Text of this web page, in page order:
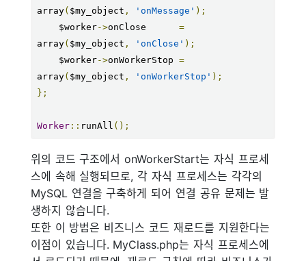
array( $my_object , 'onMessage' );
    $worker
->onClose =
array( $my_object , 'onClose' );
    $worker
->onWorkerStop =
array( $my_object , 'onWorkerStop' );
};
Worker:: runAll ();
위의 코드 구조에서 onWorkerStart는 자식 프로세
스에 속해 실행되므로, 각 자식 프로세스는 각각의
MySQL 연결을 구축하게 되어 연결 공유 문제는 발
생하지 않습니다.
또한 이 방법은 비즈니스 코드 재로드를 지원한다는
이점이 있습니다. MyClass.php는 자식 프로세스에